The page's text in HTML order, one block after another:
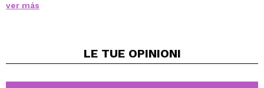
Altamente pigmentati e cremosi, questi ombretti
Sono ideali da usare con le palette magnetiche vuote di
5 x 1.2gr.
ver más
LE TUE OPINIONI